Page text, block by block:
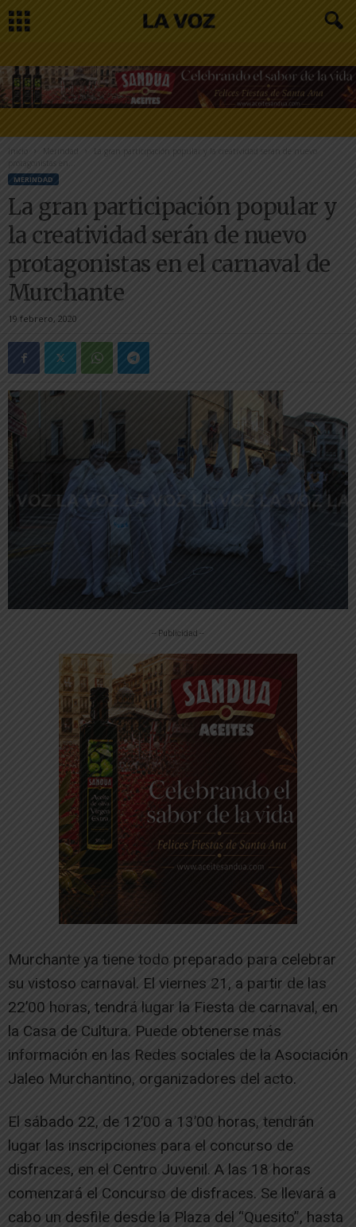
Inicio
La gran participación popular y la creatividad serán de nuevo
protagonistas en...
MERINDAD
La gran participación popular y
la creatividad serán de nuevo
protagonistas en el carnaval de
Murchante
19 febrero, 2020
-- Publicidad --
Murchante ya tiene todo preparado para celebrar
su vistoso carnaval. El viernes 21, a partir de las
22’00 horas, tendrá lugar la Fiesta de carnaval, en
la Casa de Cultura. Puede obtenerse más
información en las Redes sociales de la Asociación
Jaleo Murchantino, organizadores del acto.
El sábado 22, de 12’00 a 13’00 horas, tendrán
lugar las inscripciones para el concurso de
disfraces, en el Centro Juvenil. A las 18 horas
comenzará el Concurso de disfraces. Se llevará a
cabo un desfile desde la Plaza del “Quesito”, hasta